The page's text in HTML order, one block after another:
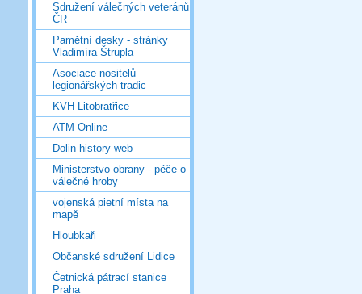
Sdružení válečných veteránů
ČR
Pamětní desky - stránky
Vladimíra Štrupla
Asociace nositelů
legionářských tradic
KVH Litobratřice
ATM Online
Dolin history web
Ministerstvo obrany - péče o
válečné hroby
vojenská pietní místa na
mapě
Hloubkaři
Občanské sdružení Lidice
Četnická pátrací stanice
Praha